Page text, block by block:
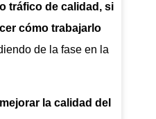
tráfico de calidad, si
cómo trabajarlo
de la fase en la
mejorar la calidad del